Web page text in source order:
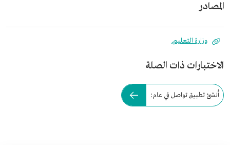
المصادر
وزارة التعليم.
الاختبارات ذات الصلة
أُنشئ تطبيق تواصل في عام: